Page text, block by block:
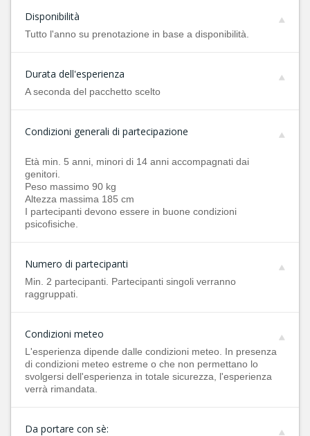
Disponibilità
Tutto l'anno su prenotazione in base a disponibilità.
Durata dell'esperienza
A seconda del pacchetto scelto
Condizioni generali di partecipazione
Età min. 5 anni, minori di 14 anni accompagnati dai
genitori.
Peso massimo 90 kg
Altezza massima 185 cm
I partecipanti devono essere in buone condizioni
psicofisiche.
Numero di partecipanti
Min. 2 partecipanti. Partecipanti singoli verranno
raggruppati.
Condizioni meteo
L'esperienza dipende dalle condizioni meteo. In presenza
di condizioni meteo estreme o che non permettano lo
svolgersi dell'esperienza in totale sicurezza, l'esperienza
verrà rimandata.
Da portare con sè: